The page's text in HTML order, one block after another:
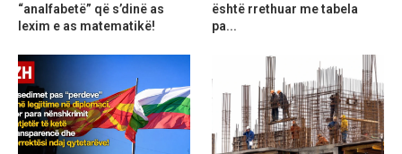
“analfabetë” që s’dinë as
lexim e as matematikë!
është rrethuar me tabela
pa...